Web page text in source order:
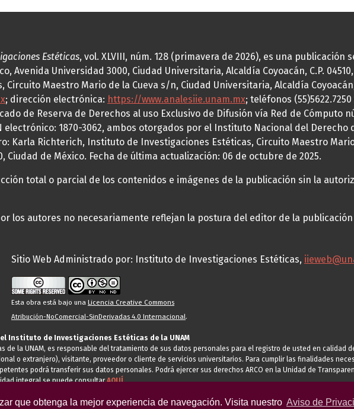
que obtenga la mejor experiencia de navegación. Visita nuestro Aviso de
Estéticas, vol. XLVIII, núm. 128 (primavera de 2026), es una
Avenida Universidad 3000, Ciudad Universitaria, Alcaldía Coyoacán, C.P.
Maestro Mario de la Cueva s/n, Ciudad Universitaria, Alcaldía
; dirección electrónica: https://www.analesiie.unam.mx; teléfonos
de Reserva de Derechos al uso Exclusivo de Difusión vía Red de Cómputo
electrónico: 1870-3062, ambos otorgados por el Instituto Nacional del Derecho
Karla Richterich, Instituto de Investigaciones Estéticas, Circuito Maestro
Ciudad de México. Fecha de última actualización: 06 de octubre de 2025.
total o parcial de los contenidos e imágenes de la publicación sin la
los autores no necesariamente reflejan la postura del editor de la publicación
Sitio Web Administrado por: Instituto de Investigaciones Estéticas,
Esta obra está bajo una Licencia Creative Commons
Atribución-NoComercial-SinDerivadas 4.0 Internacional.
Instituto de Investigaciones Estéticas de la UNAM
de la UNAM, es responsable del tratamiento de sus datos personales para el registro de usted en calidad
o extranjero), visitante, proveedor o cliente de servicios universitarios. Para cumplir las finalidades
podrá transferir sus datos personales. Podrá ejercer sus derechos ARCO en la Unidad de
integral se puede consultarAQUÍ